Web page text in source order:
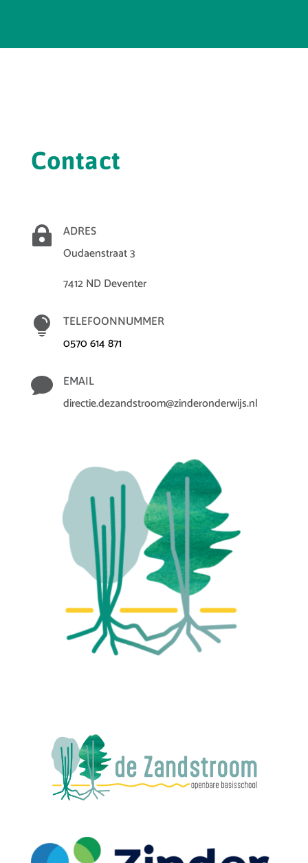
Contact
 ADRES
Oudaenstraat 3
7412 ND Deventer
 TELEFOONNUMMER
0570 614 871
 EMAIL
directie.dezandstroom@zinderonderwijs.nl